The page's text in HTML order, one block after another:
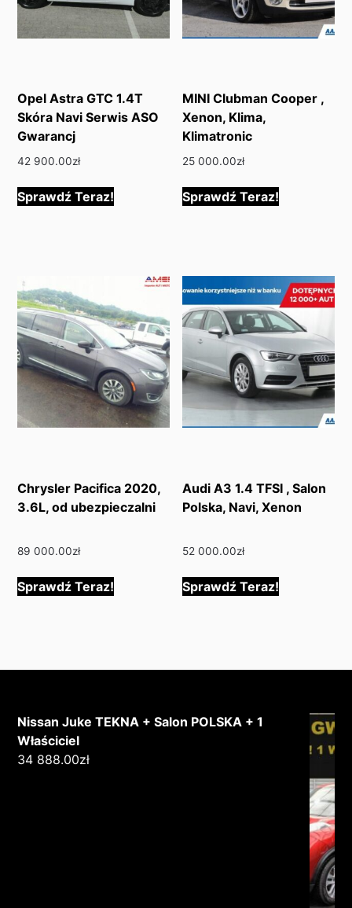
Opel Astra GTC 1.4T
Skóra Navi Serwis ASO
Gwarancj
42 900.00zł
Sprawdź Teraz!
MINI Clubman Cooper ,
Xenon, Klima,
Klimatronic
25 000.00zł
Sprawdź Teraz!
Chrysler Pacifica 2020,
3.6L, od ubezpieczalni
89 000.00zł
Sprawdź Teraz!
Audi A3 1.4 TFSI , Salon
Polska, Navi, Xenon
52 000.00zł
Sprawdź Teraz!
Nissan Juke TEKNA + Salon POLSKA + 1
Właściciel
34 888.00zł